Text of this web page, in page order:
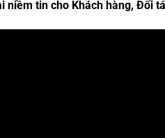
tin cho Khách hàng, Đối